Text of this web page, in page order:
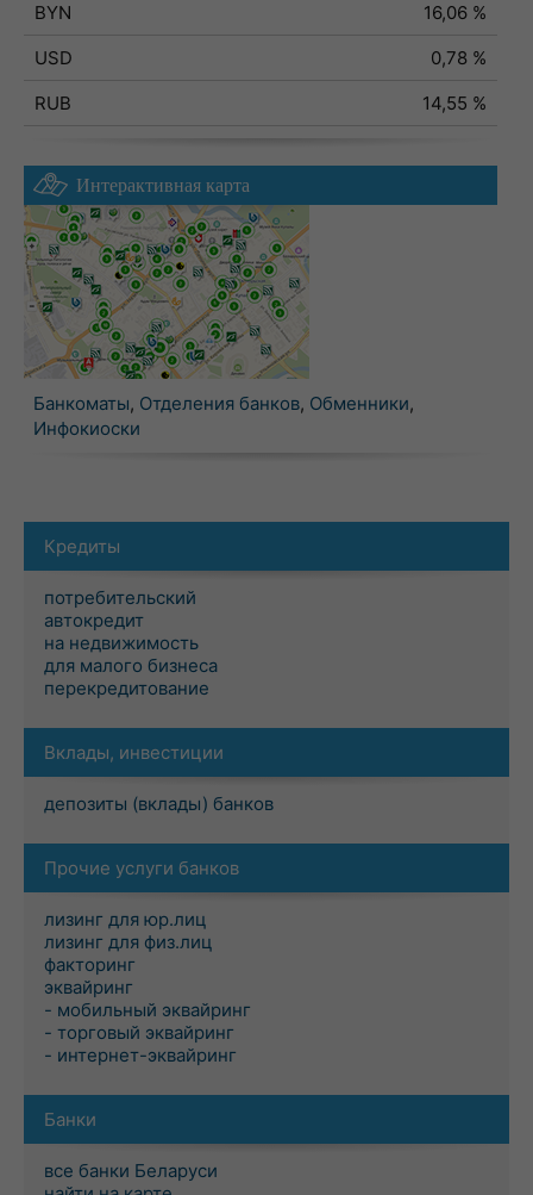
BYN
16,06 %
USD
0,78 %
RUB
14,55 %
Интерактивная карта
Банкоматы, Отделения банков, Обменники,
Инфокиоски
Кредиты
потребительский
автокредит
на недвижимость
для малого бизнеса
перекредитование
Вклады, инвестиции
депозиты (вклады) банков
Прочие услуги банков
лизинг для юр.лиц
лизинг для физ.лиц
факторинг
эквайринг
- мобильный эквайринг
- торговый эквайринг
- интернет-эквайринг
Банки
все банки Беларуси